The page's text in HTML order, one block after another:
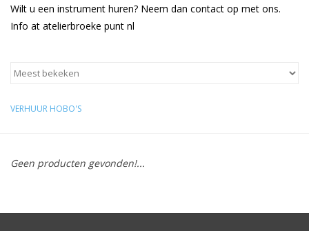
Wilt u een instrument huren? Neem dan contact op met ons.
Info at atelierbroeke punt nl
VERHUUR HOBO'S
Geen producten gevonden!...